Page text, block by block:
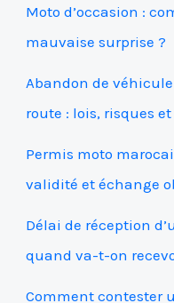
Moto d’occasion :
mauvaise surprise ?
Abandon de
route : lois, risques
Permis moto
validité et échange
Délai de réception
quand va-t-on
Comment contester